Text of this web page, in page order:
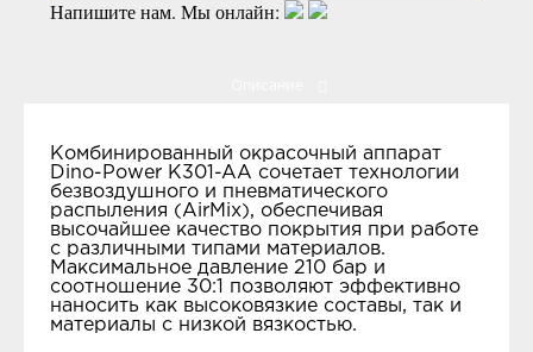
Напишите нам. Мы онлайн:
Комбинированный окрасочный аппарат
Dino-Power K301-AA сочетает технологии
безвоздушного и пневматического
распыления (AirMix), обеспечивая
высочайшее качество покрытия при работе
с различными типами материалов.
Максимальное давление 210 бар и
соотношение 30:1 позволяют эффективно
наносить как высоковязкие составы, так и
материалы с низкой вязкостью.